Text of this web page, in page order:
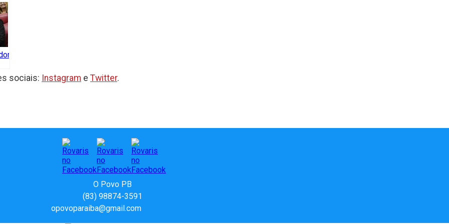
sociais: Instagram e Twitter.
O Povo PB
(83) 98874-3591
opovoparaiba@gmail.com